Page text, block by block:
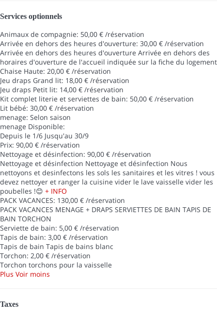
Services optionnels
Animaux de compagnie: 50,00 € /réservation
Arrivée en dehors des heures d'ouverture: 30,00 € /réservation
Arrivée en dehors des heures d'ouverture Arrivée en dehors des
horaires d'ouverture de l'accueil indiquée sur la fiche du logement
Chaise Haute: 20,00 € /réservation
Jeu draps Grand lit: 18,00 € /réservation
Jeu draps Petit lit: 14,00 € /réservation
Kit complet literie et serviettes de bain: 50,00 € /réservation
Lit bébé: 30,00 € /réservation
menage: Selon saison
menage Disponible:
Depuis le 1/6 Jusqu'au 30/9
Prix: 90,00 € /réservation
Nettoyage et désinfection: 90,00 € /réservation
Nettoyage et désinfection Nettoyage et désinfection Nous
nettoyons et desinfectons les sols les sanitaires et les vitres ! vous
devez nettoyer et ranger la cuisine vider le lave vaisselle vider les
poubelles !😊 + INFO
PACK VACANCES: 130,00 € /réservation
PACK VACANCES MENAGE + DRAPS SERVIETTES DE BAIN TAPIS DE
BAIN TORCHON
Serviette de bain: 5,00 € /réservation
Tapis de bain: 3,00 € /réservation
Tapis de bain Tapis de bains blanc
Torchon: 2,00 € /réservation
Torchon torchons pour la vaisselle
Plus Voir moins
Taxes